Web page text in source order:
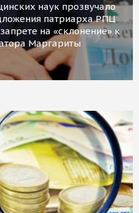
наук прозвучало
патриарха РПЦ
на «склонение» к
Маргариты